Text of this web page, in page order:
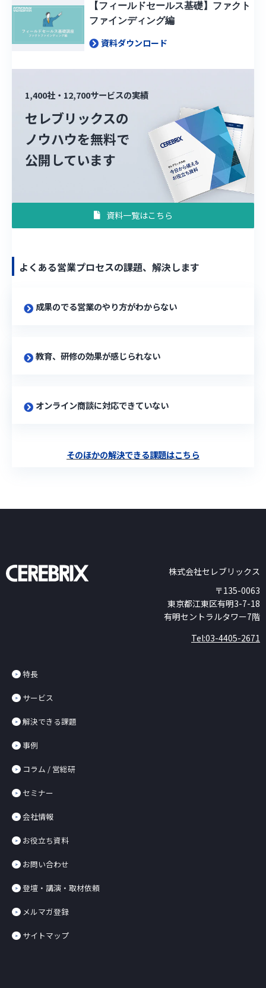
【フィールドセールス基礎】ファクト
ファインディング編
資料ダウンロード
1,400社・12,700サービスの実績
セレブリックスの
ノウハウを無料で
公開しています
資料一覧はこちら
よくある営業プロセスの課題、解決します
成果のでる営業のやり方がわからない
教育、研修の効果が感じられない
オンライン商談に対応できていない
そのほかの解決できる課題はこちら
株式会社セレブリックス
〒135-0063
東京都江東区有明3-7-18
有明セントラルタワー7階
Tel:03-4405-2671
特長
サービス
解決できる課題
事例
コラム / 営総研
セミナー
会社情報
お役立ち資料
お問い合わせ
登壇・講演・取材依頼
メルマガ登録
サイトマップ